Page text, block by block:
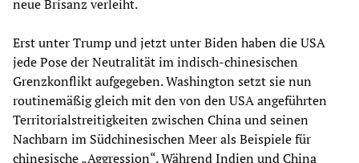
neue Brisanz verleiht.
Erst unter Trump und jetzt unter Biden haben die USA
jede Pose der Neutralität im indisch-chinesischen
Grenzkonflikt aufgegeben. Washington setzt sie nun
routinemäßig gleich mit den von den USA angeführten
Territorialstreitigkeiten zwischen China und seinen
Nachbarn im Südchinesischen Meer als Beispiele für
chinesische „Aggression“. Während Indien und China